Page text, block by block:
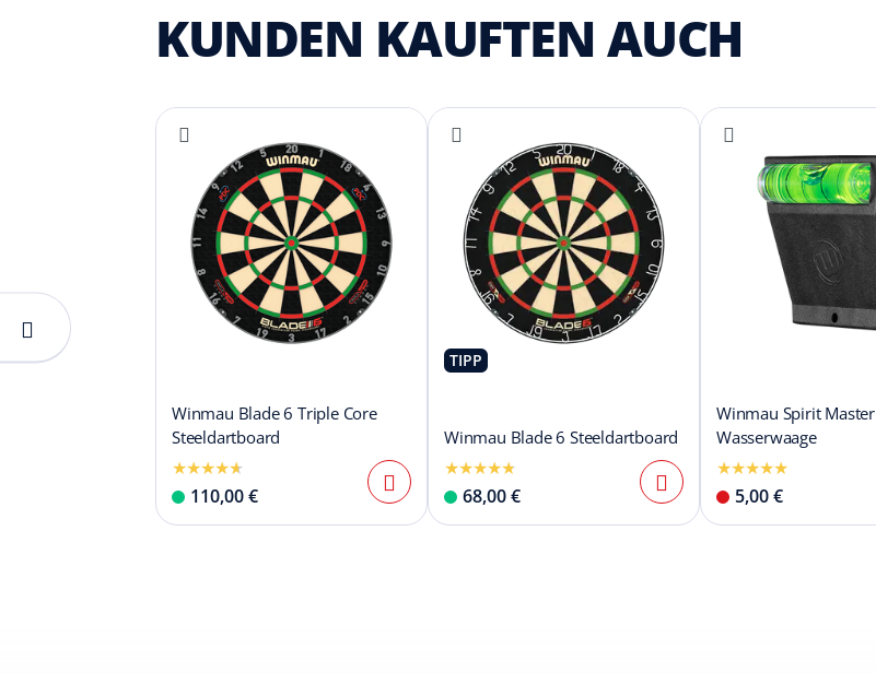
KUNDEN KAUFTEN AUCH
Winmau Blade 6 Triple Core
Steeldartboard
110,00 €
TIPP
Winmau Blade 6 Steeldartboard
68,00 €
Winmau Spirit Master
Wasserwaage
5,00 €